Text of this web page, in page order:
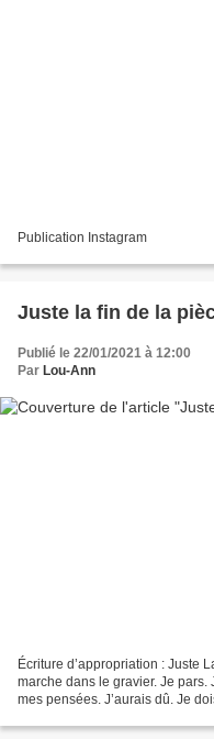
Publication Instagram
Juste la fin de la
Publié le 22/01/2021 à 12:00
Par Lou-Ann
Écriture d’appropriation : Juste
marche dans le gravier. Je
mes pensées. J’aurais dû. Je